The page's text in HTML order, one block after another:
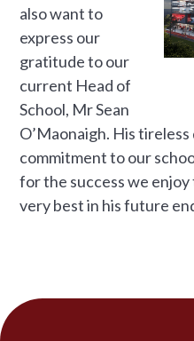
also want to
express our
gratitude to our
current Head of
School, Mr Sean
O’Maonaigh. His
commitment to our
for the success we enjoy
very best in his future